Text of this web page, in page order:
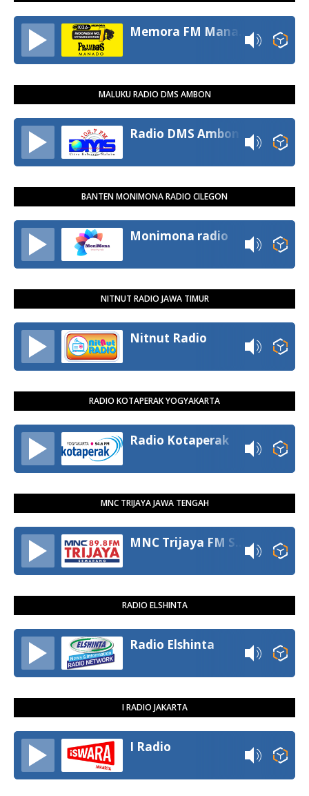
MALUKU RADIO DMS AMBON
Radio DMS Ambon
BANTEN MONIMONA RADIO CILEGON
Monimona radio
NITNUT RADIO JAWA TIMUR
Nitnut Radio
RADIO KOTAPERAK YOGYAKARTA
Radio Kotaperak
MNC TRIJAYA JAWA TENGAH
RADIO ELSHINTA
Radio Elshinta
I RADIO JAKARTA
I Radio